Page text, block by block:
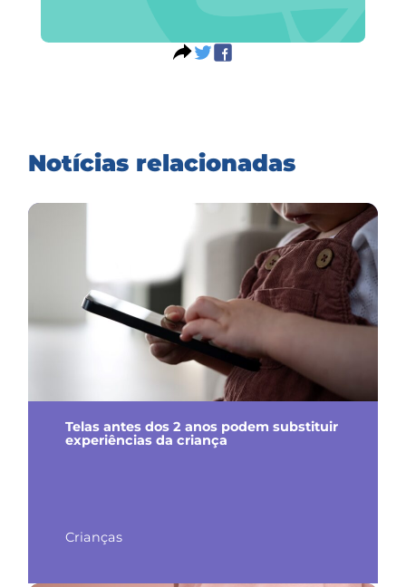
Notícias relacionadas
Telas antes dos 2 anos podem substituir
experiências da criança
Crianças